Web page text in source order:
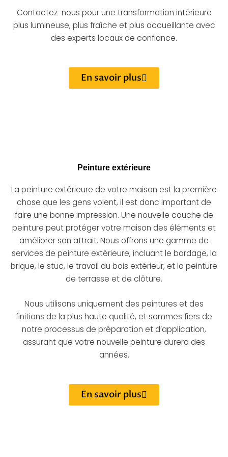
Contactez-nous pour une transformation intérieure
plus lumineuse, plus fraîche et plus accueillante avec
des experts locaux de confiance.
En savoir plus
Peinture extérieure
La peinture extérieure de votre maison est la première
chose que les gens voient, il est donc important de
faire une bonne impression. Une nouvelle couche de
peinture peut protéger votre maison des éléments et
améliorer son attrait. Nous offrons une gamme de
services de peinture extérieure, incluant le bardage, la
brique, le stuc, le travail du bois extérieur, et la peinture
de terrasse et de clôture.
Nous utilisons uniquement des peintures et des
finitions de la plus haute qualité, et sommes fiers de
notre processus de préparation et d’application,
assurant que votre nouvelle peinture durera des
années.
En savoir plus